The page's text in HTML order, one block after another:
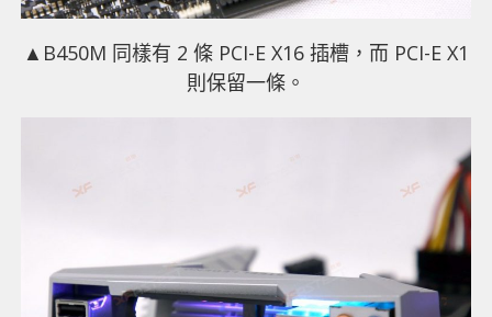
▲B450M 同樣有 2 條 PCI-E X16 插槽，而 PCI-E X1
則保留一條。